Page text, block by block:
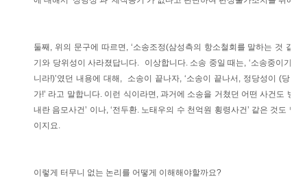
둘째, 위의 문구에 따르면, ‘소송조정(삼성측의 항소철회를 말하는 것 같습
기와 당위성이 사라졌답니다. 이상합니다. 소송 중일 때는, ‘소송중이기 때
니라!)’였던 내용에 대해, 소송이 끝나자, ‘소송이 끝나서, 정당성이 (당연
가!’ 라고 말합니다. 이런 식이라면, 과거에 소송을 거쳤던 어떤 사건도 방영
내란 음모사건’ 이나, ‘전두환. 노태우의 수 천억원 횡령사건’ 같은 것도 말
이지요.
이렇게 터무니 없는 논리를 어떻게 이해해야할까요?